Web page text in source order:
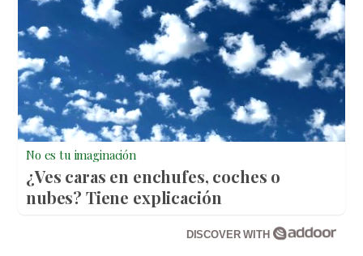
No es tu imaginación
¿Ves caras en enchufes, coches o
nubes? Tiene explicación
DISCOVER WITH